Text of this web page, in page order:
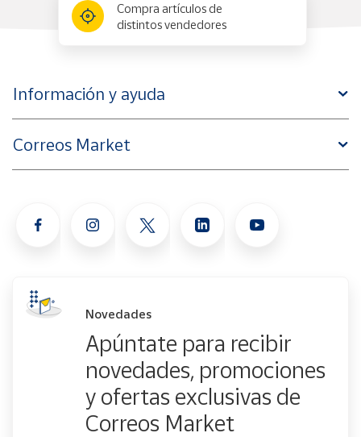
Compra artículos de
distintos vendedores
Información y ayuda
Correos Market
Novedades
Apúntate para recibir
novedades, promociones
y ofertas exclusivas de
Correos Market